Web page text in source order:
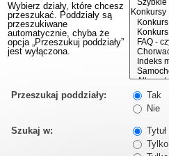
Wybierz działy, które chcesz
przeszukać. Poddziały są
przeszukiwane
automatycznie, chyba że
opcja „Przeszukuj poddziały”
jest wyłączona.
Przeszukaj poddziały:
Tak
Nie
Szukaj w: